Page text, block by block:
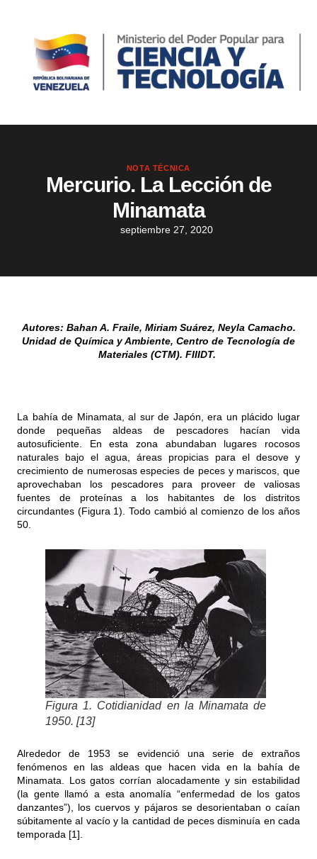
NOTA TÉCNICA
Mercurio. La Lección de
Minamata
septiembre 27, 2020
Autores: Bahan A. Fraile, Miriam Suárez, Neyla Camacho.
Unidad de Química y Ambiente, Centro de Tecnología de
Materiales (CTM). FIIIDT.
La bahía de Minamata, al sur de Japón, era un plácido lugar
donde pequeñas aldeas de pescadores hacían vida
autosuficiente. En esta zona abundaban lugares rocosos
naturales bajo el agua, áreas propicias para el desove y
crecimiento de numerosas especies de peces y mariscos, que
aprovechaban los pescadores para proveer de valiosas
fuentes de proteínas a los habitantes de los distritos
circundantes (Figura 1). Todo cambió al comienzo de los años
50.
Figura 1. Cotidianidad en la Minamata de
1950. [13]
Alrededor de 1953 se evidenció una serie de extraños
fenómenos en las aldeas que hacen vida en la bahía de
Minamata. Los gatos corrían alocadamente y sin estabilidad
(la gente llamó a esta anomalía “enfermedad de los gatos
danzantes”), los cuervos y pájaros se desorientaban o caían
súbitamente al vacío y la cantidad de peces disminuía en cada
temporada [1].